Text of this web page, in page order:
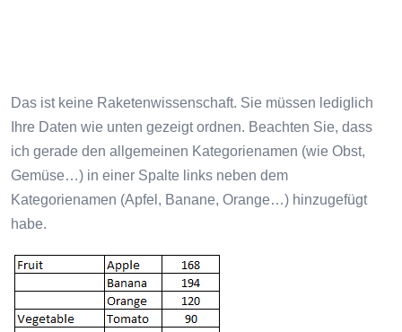
Das ist keine Raketenwissenschaft. Sie müssen lediglich
Ihre Daten wie unten gezeigt ordnen. Beachten Sie, dass
ich gerade den allgemeinen Kategorienamen (wie Obst,
Gemüse…) in einer Spalte links neben dem
Kategorienamen (Apfel, Banane, Orange…) hinzugefügt
habe.